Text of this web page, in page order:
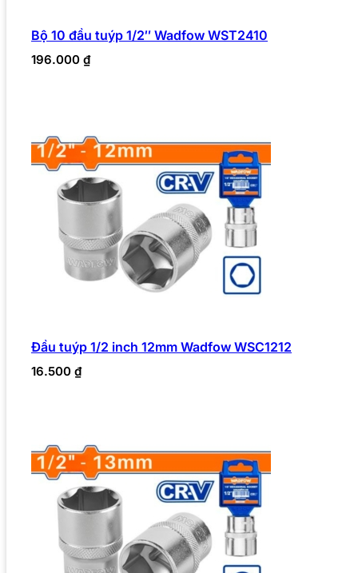
Bộ 10 đầu tuýp 1/2″ Wadfow WST2410
196.000 ₫
Đầu tuýp 1/2 inch 12mm Wadfow WSC1212
16.500 ₫